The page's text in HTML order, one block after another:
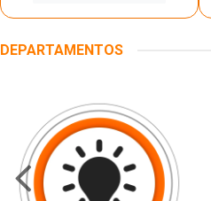
DEPARTAMENTOS